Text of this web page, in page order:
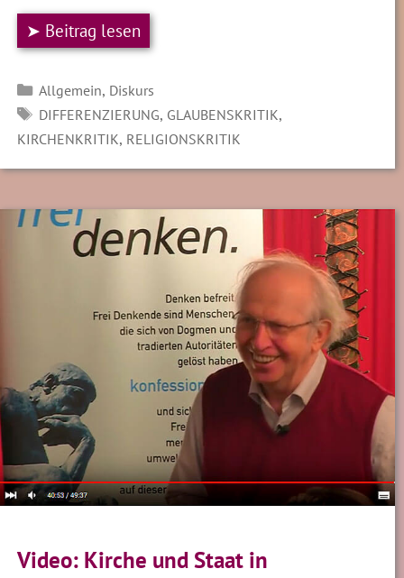
➤ Beitrag lesen
Kategorien
Allgemein, Diskurs
SCHLAGWÖRTER
DIFFERENZIERUNG, GLAUBENSKRITIK,
KIRCHENKRITIK, RELIGIONSKRITIK
Video: Kirche und Staat in